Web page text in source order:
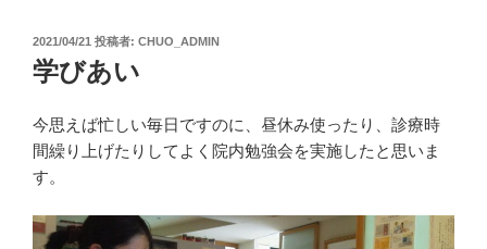
投
稿
日:
2021/04/21 投稿者: CHUO_ADMIN
学びあい
今思えば忙しい毎日ですのに、昼休み使ったり、診療時
間繰り上げたりしてよく院内勉強会を実施したと思いま
す。